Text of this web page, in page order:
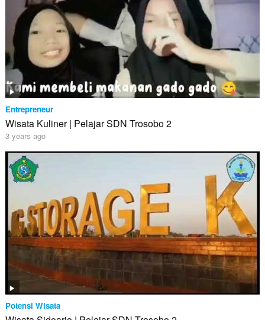
Entrepreneur
Wisata Kuliner | Pelajar SDN Trosobo 2
3 years ago
Potensi Wisata